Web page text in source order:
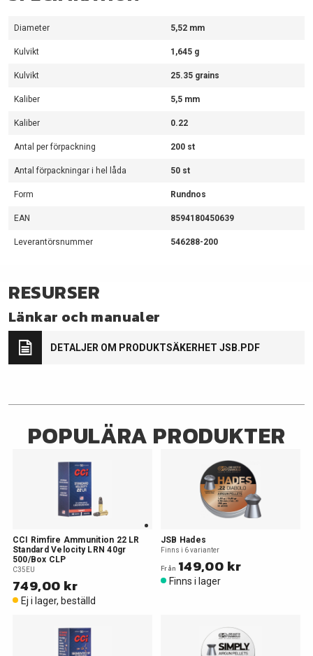
Diameter 5,52 mm
Kulvikt 1,645 g
Kulvikt 25.35 grains
Kaliber 5,5 mm
Kaliber 0.22
Antal per förpackning 200 st
Antal förpackningar i hel låda 50 st
Form Rundnos
EAN 8594180450639
Leverantörsnummer 546288-200
RESURSER
Länkar och manualer
DETALJER OM PRODUKTSÄKERHET JSB.PDF
POPULÄRA PRODUKTER
CCI Rimfire Ammunition 22 LR
Standard Velocity LRN 40gr
500/Box CLP
C35EU
749,00 kr
Ej i lager, beställd
JSB Hades
Finns i 6 varianter
Från 149,00 kr
Finns i lager